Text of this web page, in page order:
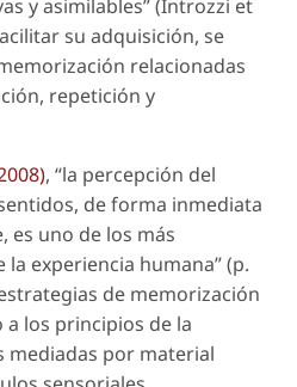
y asimilables” (Introzzi et
su adquisición, se
relacionadas
repetición y
, “la percepción del
de forma inmediata
es uno de los más
experiencia humana” (p.
de memorización
los principios de la
mediadas por material